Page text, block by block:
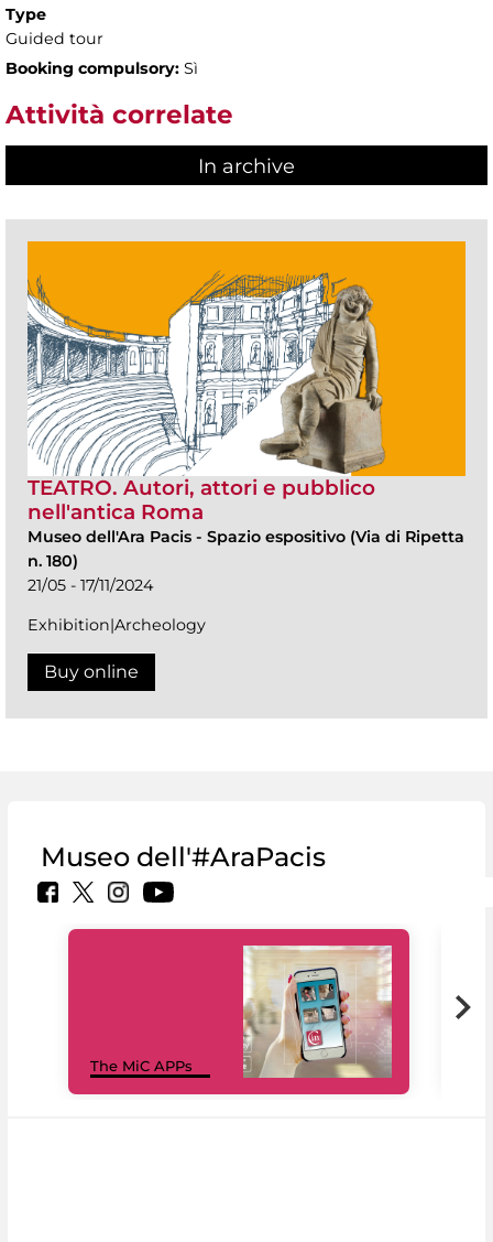
Type
Guided tour
Booking compulsory: Sì
Attività correlate
In archive
TEATRO. Autori, attori e pubblico
nell'antica Roma
Museo dell'Ara Pacis - Spazio espositivo (Via di Ripetta
n. 180)
21/05 - 17/11/2024
Exhibition|Archeology
Buy online
Museo dell'#AraPacis
The MiC APPs